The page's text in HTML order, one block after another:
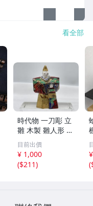
看全部
時代物 一刀彫 立
雛 木製 雛人形 木
彫彩色 小型 2.2×
3.5×H5.7cm ひな
祭り 郷土玩具 木
工芸 置物 木彫人
目前出價
¥ 1,000
($211)
(